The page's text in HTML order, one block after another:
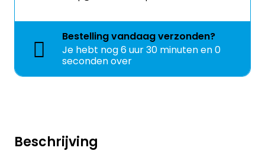
Beschrijving
Bestellingvandaagverzonden?
Je hebt nog6 uur 30 minuten en 0
seconden over